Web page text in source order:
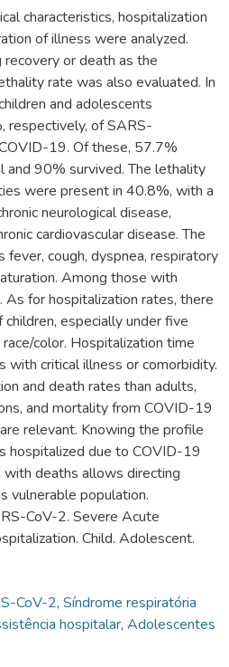
characteristics, hospitalization
of illness were analyzed.
recovery or death as the
rate was also evaluated. In
and adolescents
respectively, of SARS-
19. Of these, 57.7%
90% survived. The lethality
were present in 40.8%, with a
neurological disease,
cardiovascular disease. The
cough, dyspnea, respiratory
Among those with
for hospitalization rates, there
especially under five
color. Hospitalization time
with critical illness or comorbidity.
and death rates than adults,
and mortality from COVID-19
relevant. Knowing the profile
hospitalized due to COVID-19
deaths allows directing
vulnerable population.
CoV-2. Severe Acute
Child. Adolescent.
CoV-2, Síndrome respiratória
hospitalar, Adolescentes